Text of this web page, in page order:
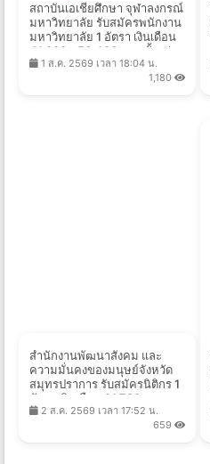
สถาบันเอเชียศึกษา จุฬาลงกรณ์
มหาวิทยาลัย รับสมัครพนักงาน
มหาวิทยาลัย 1 อัตรา เงินเดือน
41,000 - 56,400 บาท ตั้งแต่
บัดนี้ - 23 ส.ค. 2569
1 ส.ค. 2569 เวลา 18:04 น.
1,180
สำนักงานพัฒนาสังคม และ
ความมั่นคงของมนุษย์จังหวัด
สมุทรปราการ รับสมัครนิติกร 1
อัตรา เงินเดือน 21,780 บาท
ตั้งแต่วันที่ 31 ก.ค. - 14 ส.ค.
2 ส.ค. 2569 เวลา 17:52 น.
659